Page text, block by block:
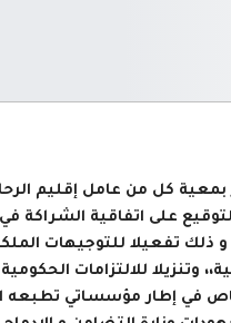
على اتفاقية
و ذلك تفعيلا للتوجيهات
وتنزيلا للالتزامات
في إطار مؤسساتي تطبعه